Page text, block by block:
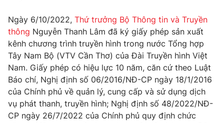
Câu chuyện quốc tế
Tài chính
Thị trường
Góc doanh nghiệp
Dữ liệu và đời sống
Truyền hình
Phim VTV
Hậu trường
Nhân vật
Giải trí
Điện ảnh
Âm nhạc
Đời sống
Ngày 6/10/2022, Thứ trưởng Bộ Thông tin và Truyền
thông Nguyễn Thanh Lâm đã ký giấy phép sản xuất
kênh chương trình truyền hình trong nước Tổng hợp
Tây Nam Bộ (VTV Cần Thơ) của Đài Truyền hình Việt
Nam. Giấy phép có hiệu lực 10 năm, căn cứ theo Luật
Báo chí, Nghị định số 06/2016/NĐ-CP ngày 18/1/2016
của Chính phủ về quản lý, cung cấp và sử dụng dịch
vụ phát thanh, truyền hình; Nghị định số 48/2022/NĐ-
CP ngày 26/7/2022 của Chính phủ quy định chức